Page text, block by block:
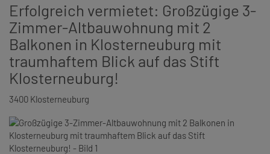
Erfolgreich vermietet: Großzügige 3-
Zimmer-Altbauwohnung mit 2
Balkonen in Klosterneuburg mit
traumhaftem Blick auf das Stift
Klosterneuburg!
3400 Klosterneuburg